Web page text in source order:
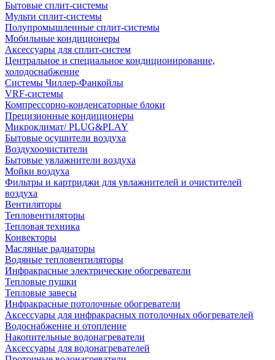
Бытовые сплит-системы
Мульти сплит-системы
Полупромышленные сплит-системы
Мобильные кондиционеры
Аксессуары для сплит-систем
Центральное и специальное кондиционирование,
холодоснабжение
Системы Чиллер-Фанкойлы
VRF-системы
Компрессорно-конденсаторные блоки
Прецизионные кондиционеры
Микроклимат/ PLUG&PLAY
Бытовые осушители воздуха
Воздухоочистители
Бытовые увлажнители воздуха
Мойки воздуха
Фильтры и картриджи для увлажнителей и очистителей
воздуха
Вентиляторы
Тепловентиляторы
Тепловая техника
Конвекторы
Масляные радиаторы
Водяные тепловентиляторы
Инфракрасные электрические обогреватели
Тепловые пушки
Тепловые завесы
Инфракрасные потолочные обогреватели
Аксессуары для инфракрасных потолочных обогревателей
Водоснабжение и отопление
Накопительные водонагреватели
Аксессуары для водонагревателей